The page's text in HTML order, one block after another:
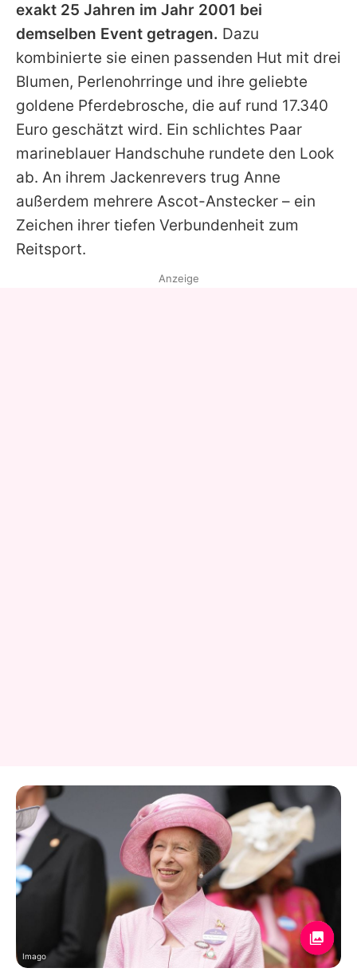
Impressum
Datenschutzerklärung
Nutzungsbedingungen
Utiq verwalten
exakt 25 Jahren im Jahr 2001 bei
demselben Event getragen. Dazu
kombinierte sie einen passenden Hut mit drei
Blumen, Perlenohrringe und ihre geliebte
goldene Pferdebrosche, die auf rund 17.340
Euro geschätzt wird. Ein schlichtes Paar
marineblauer Handschuhe rundete den Look
ab. An ihrem Jackenrevers trug Anne
außerdem mehrere Ascot-Anstecker – ein
Zeichen ihrer tiefen Verbundenheit zum
Reitsport.
Anzeige
Imago